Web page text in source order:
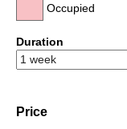
Occupied
Duration
Price